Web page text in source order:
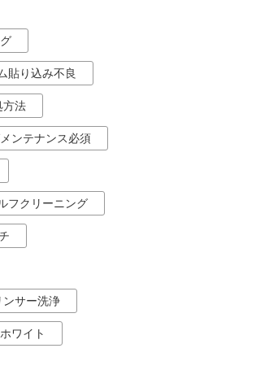
貼り込み不良
方法
ンテナンス必須
フクリーニング
ンサー洗浄
ワイト